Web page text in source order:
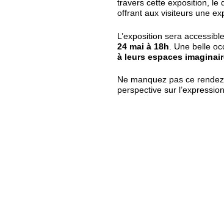
travers cette exposition, le
offrant aux visiteurs une
L’exposition sera
24 mai à 18h . Une belle
à leurs espaces
Ne manquez pas ce
perspective sur